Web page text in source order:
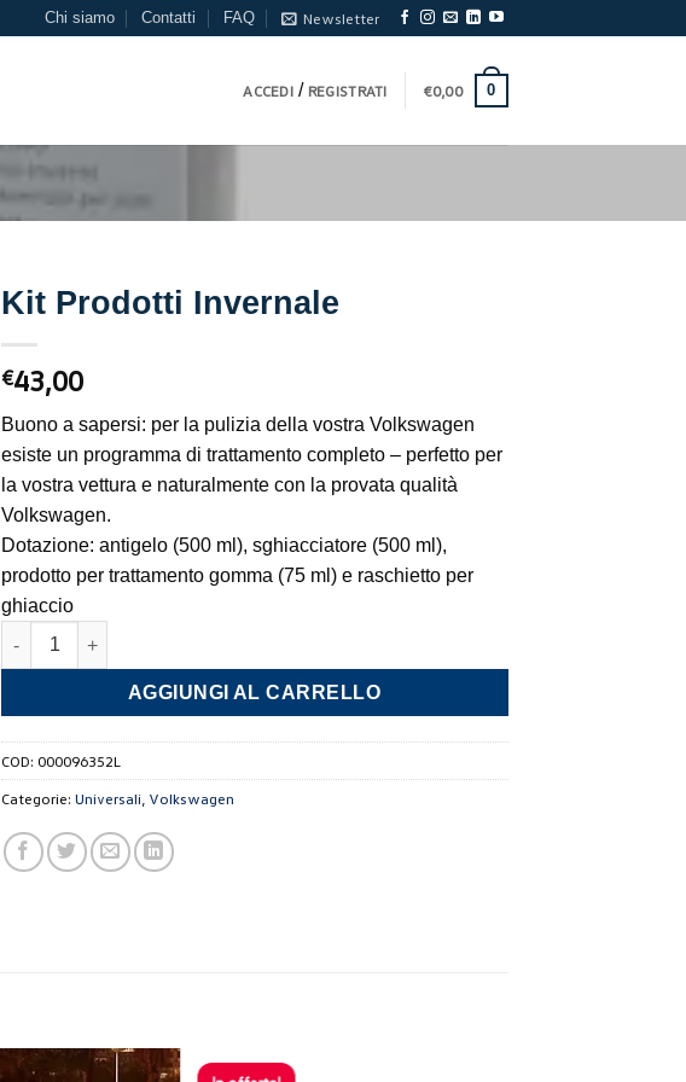
Chi siamo Contatti FAQ Newsletter
ACCEDI/ REGISTRATI €0,00 0
Kit Prodotti Invernale
€43,00
Buono a sapersi: per la pulizia della vostra Volkswagen
esiste un programma di trattamento completo – perfetto per
la vostra vettura e naturalmente con la provata qualità
Volkswagen.
Dotazione: antigelo (500 ml), sghiacciatore (500 ml),
prodotto per trattamento gomma (75 ml) e raschietto per
ghiaccio
Kit Prodotti Invernale quantità
AGGIUNGI AL CARRELLO
COD: 000096352L
Categorie: Universali Volkswagen